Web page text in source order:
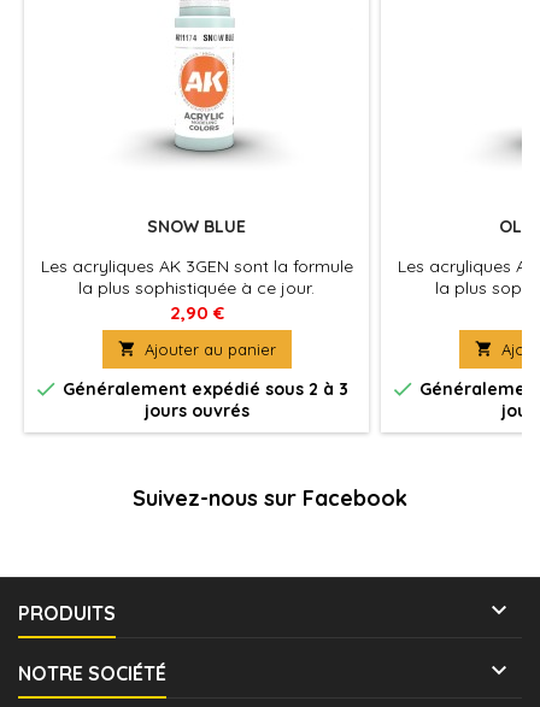
SNOW BLUE
Les acryliques AK 3GEN sont la formule
la plus sophistiquée à ce jour.
Excellente couvrance , adhérence optimale
et absence de colmatage à
l'aérographe . La peinture du futur pour
tous les maquettistes et artistes. Utilisez
le diluant spécifique pour une
application à l'aérographe optimale et
pour préserver les propriétés de la
2,90 €
 Ajouter au panier
 Généralement expédié sous 2 à 3
jours ouvrés
Les acryliques
la plus
et
l'aérographe .
tous les
le diluant
application à
pour préserver


Suivez-nous sur Facebook
PRODUITS 
NOTRE SOCIÉTÉ 